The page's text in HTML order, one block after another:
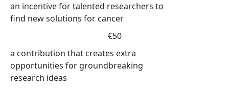
an incentive for talented researchers to
find new solutions for cancer
€50
a contribution that creates extra
opportunities for groundbreaking
research ideas